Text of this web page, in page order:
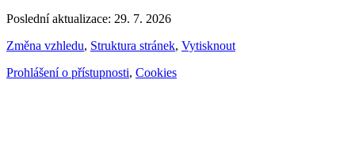
Poslední aktualizace: 29. 7. 2026
Změna vzhledu, Struktura stránek, Vytisknout
Prohlášení o přístupnosti, Cookies